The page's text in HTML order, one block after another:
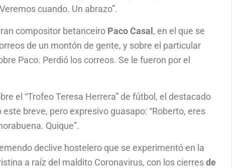
cuando. Un abrazo”.
compositor betanceiro Paco Casal , en el que se
de un montón de gente, y sobre el particular
Paco. Perdió los correos. Se le fueron por el
el “Trofeo Teresa Herrera” de fútbol, el destacado
breve, pero expresivo guasapo: “Roberto, eres
Quique”.
declive hostelero que se experimentó en la
a raíz del maldito Coronavirus, con los cierresde